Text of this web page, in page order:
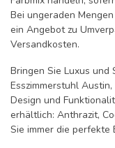
Bei ungeraden
ein Angebot zu
Versandkosten.
Bringen Sie Luxus und
Esszimmerstuhl
Design und
erhältlich: Anthrazit,
Sie immer die perfekte